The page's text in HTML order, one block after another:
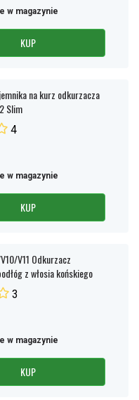
w magazynie
KUP
na kurz odkurzacza
Slim
4
w magazynie
KUP
V11 Odkurzacz
z włosia końskiego
3
w magazynie
KUP